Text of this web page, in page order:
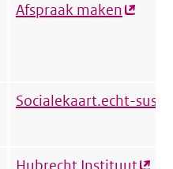
Afspraak maken
Socialekaart.echt-